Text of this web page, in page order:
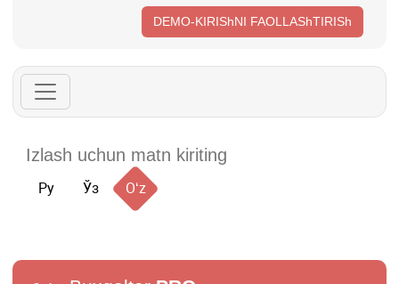
DEMO-KIRIShNI FAOLLAShTIRISh
Ру Ўз Oʻz